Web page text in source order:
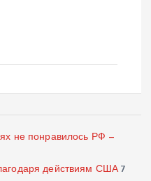
не понравилось РФ —
действиям США 7